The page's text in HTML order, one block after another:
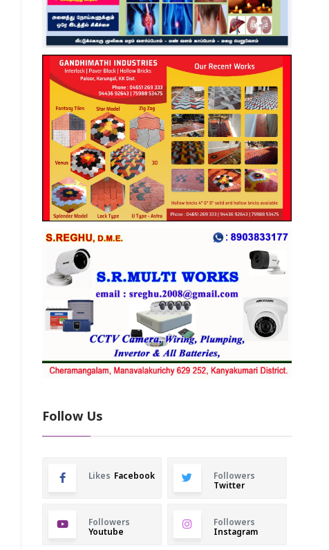
Follow Us
Likes Facebook
Followers
Twitter
Followers
Youtube
Followers
Instagram